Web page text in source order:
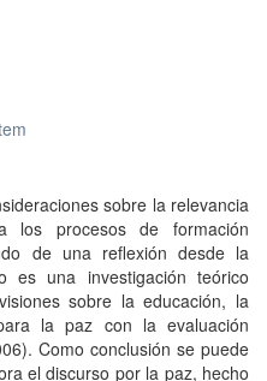
sobre la relevancia
los procesos de formación
de una reflexión desde la
una investigación teórico
sobre la educación, la
la paz con la evaluación
Como conclusión se puede
el discurso por la paz, hecho